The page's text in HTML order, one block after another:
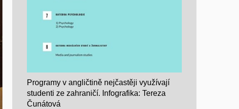
Programy v angličtině nejčastěji využívají
studenti ze zahraničí. Infografika: Tereza
Čunátová